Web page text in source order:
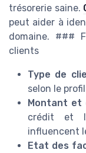
trésorerie saine.
peut aider à
domaine. ###
clients
Type de
selon le
Montant et
crédit et
influencent
Etat des